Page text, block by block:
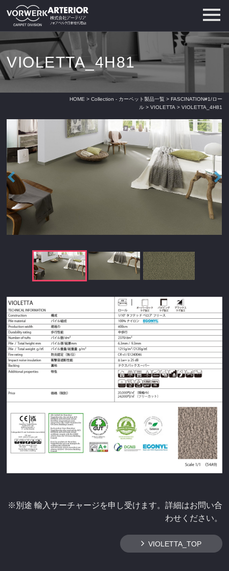
VIOLETTA_4H81
HOME > Collection - カーペット製品一覧> FASCINATION#1/ロー
ル> VIOLETTA > VIOLETTA_4H81
※別途 輸入サーチャージを申し受けます。詳細はお問い合
わせください。
VIOLETTA_TOP